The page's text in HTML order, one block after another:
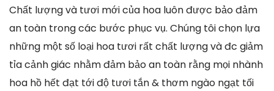
Chất lượng và tươi mới của hoa luôn được bảo đảm
an toàn trong các bước phục vụ. Chúng tôi chọn lựa
những một số loại hoa tươi rất chất lượng và đc giảm
tỉa cảnh giác nhằm đảm bảo an toàn rằng mọi nhành
hoa hồ hết đạt tới độ tươi tắn & thơm ngào ngạt tối